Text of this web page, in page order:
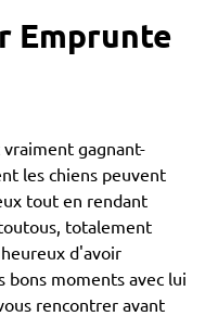
Emprunte
gagnant-
les chiens peuvent
tout en rendant
totalement
d'avoir
bons moments avec lui
rencontrer avant